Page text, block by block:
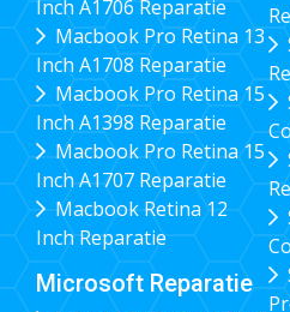
Inch A1706 Reparatie
Macbook Pro Retina 13
Inch A1708 Reparatie
Macbook Pro Retina 15
Inch A1398 Reparatie
Macbook Pro Retina 15
Inch A1707 Reparatie
Macbook Retina 12
Inch Reparatie
Microsoft Reparatie